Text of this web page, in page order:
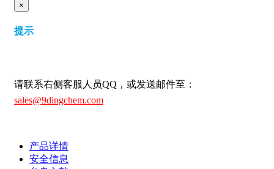
×
提示
请联系右侧客服人员QQ，或发送邮件至：
sales@9dingchem.com
产品详情
安全信息